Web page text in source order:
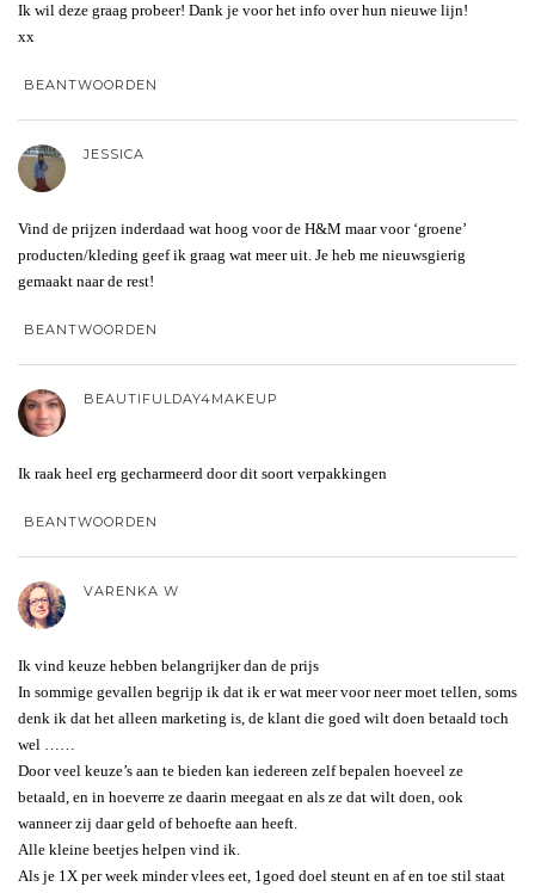
Ik wil deze graag probeer! Dank je voor het info over hun nieuwe lijn!
xx
BEANTWOORDEN
JESSICA
Vind de prijzen inderdaad wat hoog voor de H&M maar voor ‘groene’
producten/kleding geef ik graag wat meer uit. Je heb me nieuwsgierig
gemaakt naar de rest!
BEANTWOORDEN
BEAUTIFULDAY4MAKEUP
Ik raak heel erg gecharmeerd door dit soort verpakkingen
BEANTWOORDEN
VARENKA W
Ik vind keuze hebben belangrijker dan de prijs
In sommige gevallen begrijp ik dat ik er wat meer voor neer moet tellen, soms
denk ik dat het alleen marketing is, de klant die goed wilt doen betaald toch
wel ……
Door veel keuze’s aan te bieden kan iedereen zelf bepalen hoeveel ze
betaald, en in hoeverre ze daarin meegaat en als ze dat wilt doen, ook
wanneer zij daar geld of behoefte aan heeft.
Alle kleine beetjes helpen vind ik.
Als je 1X per week minder vlees eet, 1goed doel steunt en af en toe stil staat